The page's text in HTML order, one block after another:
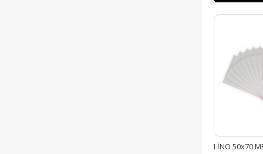
LİNO 50x70